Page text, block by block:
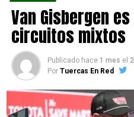
Van Gisbergen
circuitos mixtos
Publicado hace 1 mes el
Por Tuercas En Red